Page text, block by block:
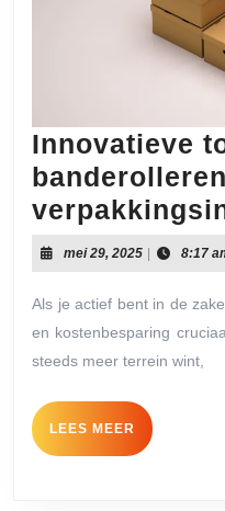
Innovatieve
mei 29, 2025mei
29,
| 8:17
Als je actief bent in de
en kostenbesparing
steeds meer terrein wint,
LEES MEER LEES
MEER